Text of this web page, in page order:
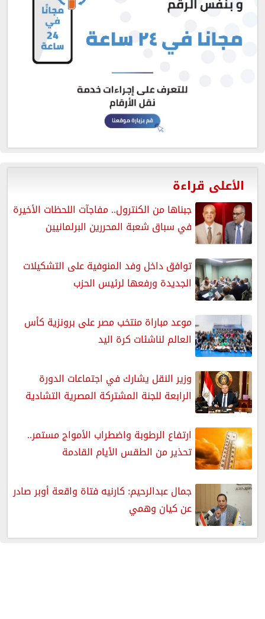
الأعلى قراءة
جبناها من الكنترول.. مفاجآت اللحظات الأخيرة
في سباق شعبة المحررين البرلمانيين
توافق داخل وفد المنوفية على التشكيلات
الجديدة ورفعها لرئيس الحزب
موعد مباراة منتخب مصر على برونزية كأس
العالم لناشئات كرة اليد
وزير النقل يشارك في اجتماعات الدورة
الرابعة للجنة المشتركة المصرية التشادية
ارتفاع الرطوبة واضطراب الأمواج مستمر..
تحذير من الطقس الأيام القادمة
جمال عبدالرحيم: كارنيه فتاة واقعة أوبر صادر
عن كيان وهمي